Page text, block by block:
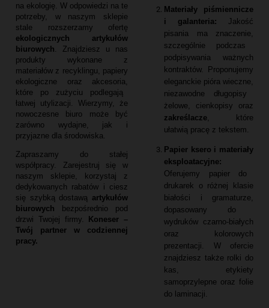
na ekologię. W odpowiedzi na te
potrzeby,
w naszym sklepie
stale rozszerzamy ofertę
ekologicznych artykułów
biurowych
Znajdziesz u nas
produkty wykonane z
materiałów z recyklingu,
papiery
ekologiczne oraz akcesoria,
które po zużyciu podlegają
łatwej utylizacji.
Wierzymy,
że
nowoczesne biuro może być
zarówno wydajne,
jak i
przyjazne dla środowiska.
Zapraszamy do stałej
współpracy.
Zarejestruj się w
naszym sklepie,
korzystaj z
dedykowanych rabatów i ciesz
się szybką dostawą artykułów
biurowych bezpośrednio pod
drzwi Twojej firmy.
Koneser –
Twój partner w codziennej
pracy.
Materiały piśmiennicze
i galanteria: Jakość
pisania ma znaczenie,
szczególnie podczas
podpisywania ważnych
kontraktów.
Proponujemy
eleganckie pióra wieczne,
niezawodne długopisy
żelowe,
cienkopisy oraz
zakreślacze
które
ułatwią pracę z tekstem.
Papier ksero i materiały
eksploatacyjne:
Oferujemy papier do
drukarek o różnej klasie
białości i gramaturze,
dopasowany do
wydruków czarno-białych
oraz kolorowych
prezentacji.
W ofercie
znajdziesz także rolki do
kas,
etykiety
samoprzylepne oraz folie
do laminacji.